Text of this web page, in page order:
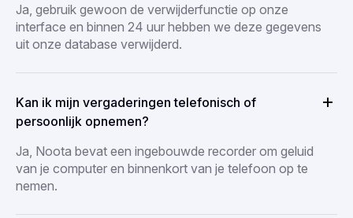
Ja, gebruik gewoon de verwijderfunctie op onze
interface en binnen 24 uur hebben we deze gegevens
uit onze database verwijderd.
Kan ik mijn vergaderingen telefonisch of
persoonlijk opnemen?
Ja, Noota bevat een ingebouwde recorder om geluid
van je computer en binnenkort van je telefoon op te
nemen.